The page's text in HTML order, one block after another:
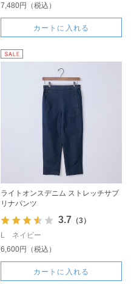
7,480円（税込）
カートに入れる
ライトオンスデニム ストレッチサブ
リナパンツ
3.7 （3）
L ネイビー
6,600円（税込）
カートに入れる